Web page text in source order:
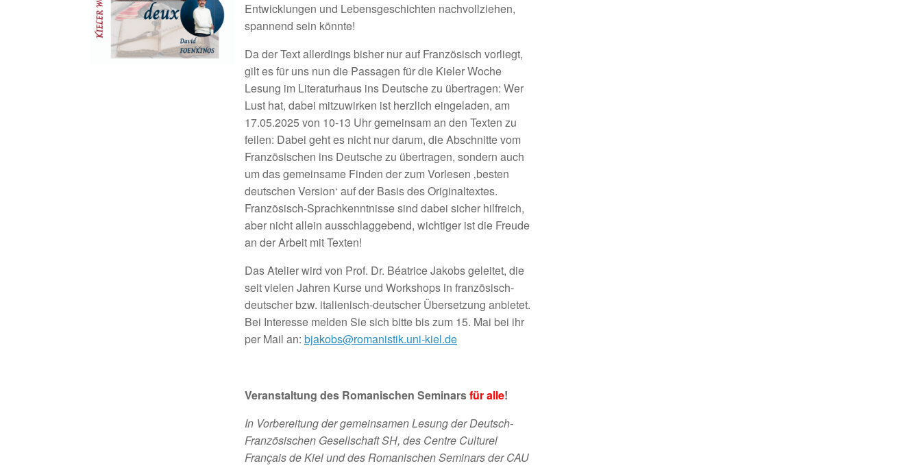
Entwicklungen und Lebensgeschichten nachvollziehen,
spannend sein könnte!
Da der Text allerdings bisher nur auf Französisch vorliegt,
gilt es für uns nun die Passagen für die Kieler Woche
Lesung im Literaturhaus ins Deutsche zu übertragen: Wer
Lust hat, dabei mitzuwirken ist herzlich eingeladen, am
17.05.2025 von 10-13 Uhr gemeinsam an den Texten zu
feilen: Dabei geht es nicht nur darum, die Abschnitte vom
Französischen ins Deutsche zu übertragen, sondern auch
um das gemeinsame Finden der zum Vorlesen ‚besten
deutschen Version‘ auf der Basis des Originaltextes.
Französisch-Sprachkenntnisse sind dabei sicher hilfreich,
aber nicht allein ausschlaggebend, wichtiger ist die Freude
an der Arbeit mit Texten!
Das Atelier wird von Prof. Dr. Béatrice Jakobs geleitet, die
seit vielen Jahren Kurse und Workshops in französisch-
deutscher bzw. italienisch-deutscher Übersetzung anbietet.
Bei Interesse melden Sie sich bitte bis zum 15. Mai bei ihr
per Mail an: bjakobs@romanistik.uni-kiel.de
Veranstaltung des Romanischen Seminarsfür alle!
In Vorbereitung der gemeinsamen Lesung der Deutsch-
Französischen Gesellschaft SH, des Centre Culturel
Français de Kiel und des Romanischen Seminars der CAU